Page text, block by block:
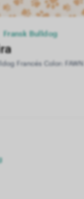
Fransk Bulldog
Francés Color: FAWN